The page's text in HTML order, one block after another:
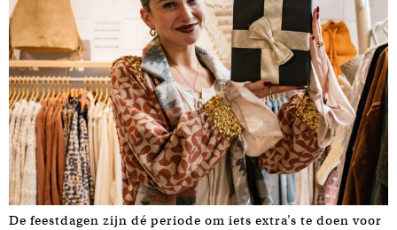
De feestdagen zijn dé periode om iets extra’s te doen voor